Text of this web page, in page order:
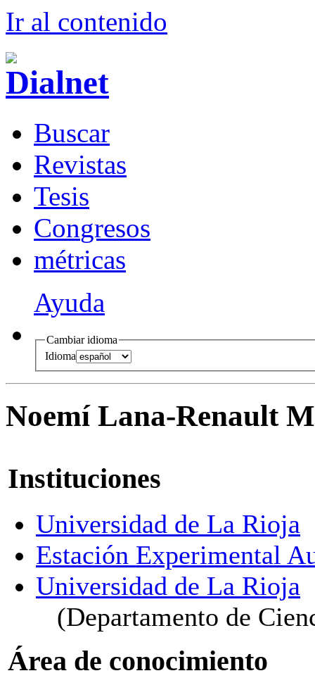
Ir al contenido
Buscar
Revistas
Tesis
Congresos
métricas
Ayuda
Cambiar idioma
Idioma
Noemí Lana-Renault
Instituciones
Universidad de La Rioja
Estación Experimental
Universidad de La Rioja
(Departamento de
Área de conocimiento